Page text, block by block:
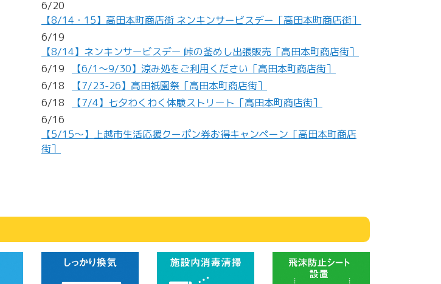
6/20
【8/14・15】高田本町商店街 ネンキンサービスデー［高田本町商店街］
6/19
【8/14】ネンキンサービスデー 峠の釜めし出張販売［高田本町商店街］
6/19
【6/1～9/30】涼み処をご利用ください［高田本町商店街］
6/18
【7/23-26】高田祇園祭［高田本町商店街］
6/18
【7/4】七夕わくわく体験ストリート［高田本町商店街］
6/16
【5/15～】上越市生活応援クーポン券お得キャンペーン［高田本町商店
街］